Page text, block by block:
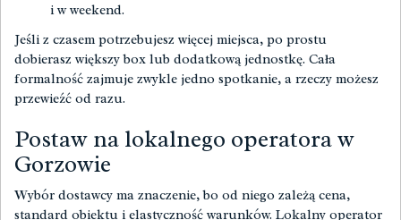
i w weekend.
Jeśli z czasem potrzebujesz więcej miejsca, po prostu
dobierasz większy box lub dodatkową jednostkę. Cała
formalność zajmuje zwykle jedno spotkanie, a rzeczy możesz
przewieźć od razu.
Postaw na lokalnego operatora w
Gorzowie
Wybór dostawcy ma znaczenie, bo od niego zależą cena,
standard obiektu i elastyczność warunków. Lokalny operator